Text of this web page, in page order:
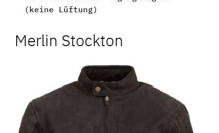
(keine Lüftung)
Merlin Stockton